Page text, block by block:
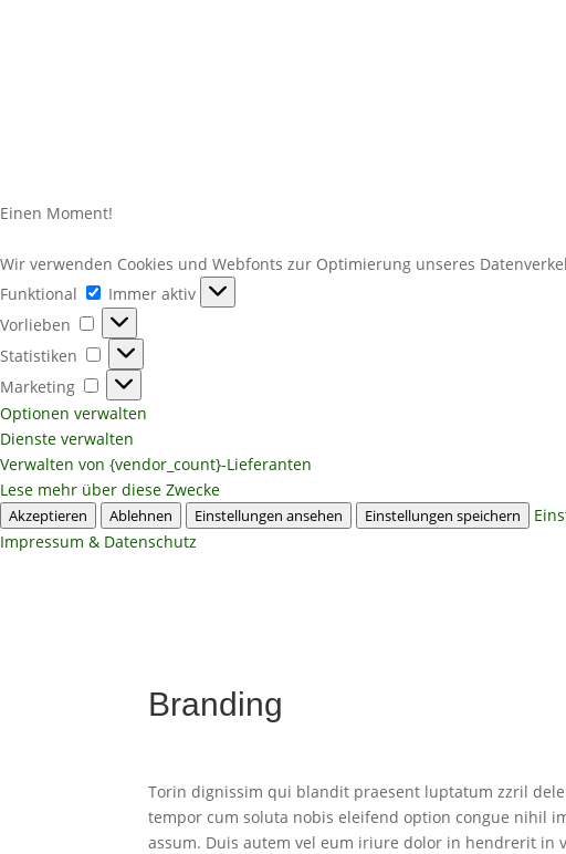
Einen Moment!
Wir verwenden Cookies und Webfonts zur Optimierung unseres
Funktional
Funktional
Immer aktiv
Vorlieben
Vorlieben
Statistiken
Statistiken
Marketing
Marketing
Optionen verwalten
Dienste verwalten
Verwalten von {vendor_count}-Lieferanten
Lese mehr über diese Zwecke
Akzeptieren Ablehnen Einstellungen ansehen Einstellungen speichern
Impressum & Datenschutz
Branding
Torin dignissim qui blandit praesent luptatum zzril
tempor cum soluta nobis eleifend option congue nihil
assum. Duis autem vel eum iriure dolor in hendrerit in